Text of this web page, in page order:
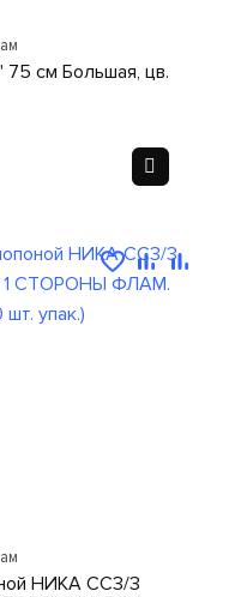
см Большая, цв.
НИКА СС3/3